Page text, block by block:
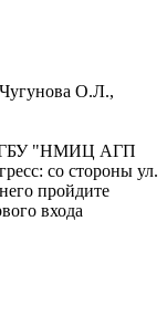
О.Л.,
ФГБУ "НМИЦ АГП
со стороны ул.
пройдите
входа